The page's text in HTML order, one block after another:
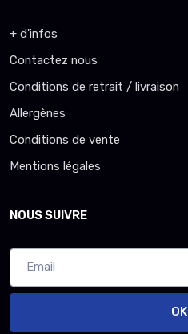
+ d'infos
Contactez nous
Conditions de retrait / livraison
Allergènes
Conditions de vente
Mentions légales
NOUS SUIVRE
OK